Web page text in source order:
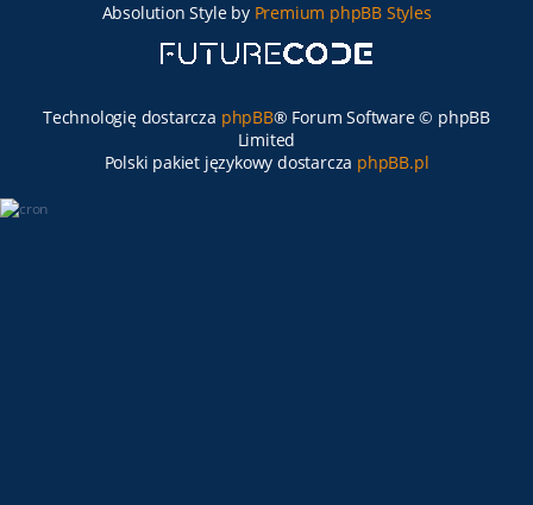
Absolution Style by Premium phpBB Styles
Technologię dostarcza phpBB® Forum Software © phpBB
Limited
Polski pakiet językowy dostarcza phpBB.pl